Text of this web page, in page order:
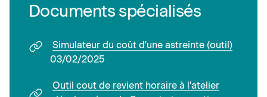
Documents spécialisés
Simulateur du coût d'une astreinte (outil)
03/02/2025
Outil cout de revient horaire à l'atelier